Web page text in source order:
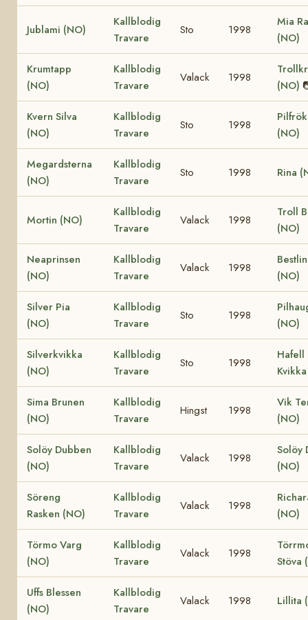
Jublami (NO)
Kallblodig
Travare
Sto 1998
Mia
(NO)
Krumtapp
(NO)
Kallblodig
Travare
Valack 1998
(NO)
Kvern Silva
(NO)
Kallblodig
Travare
Sto 1998
(NO)
Megardsterna
(NO)
Kallblodig
Travare
Sto 1998 Rina
Mortin (NO)
Kallblodig
Travare
Valack 1998
Troll
(NO)
Neaprinsen
(NO)
Kallblodig
Travare
Valack 1998
(NO)
Silver Pia
(NO)
Kallblodig
Travare
Sto 1998
(NO)
Silverkvikka
(NO)
Kallblodig
Travare
Sto 1998
Hafell
Sima Brunen
(NO)
Kallblodig
Travare
Hingst 1998
Vik
(NO)
Solöy Dubben
(NO)
Kallblodig
Travare
Valack 1998
Solöy
(NO)
Söreng
Rasken (NO)
Kallblodig
Travare
Valack 1998
(NO)
Törmo Varg
(NO)
Kallblodig
Travare
Valack 1998
Stöva
Uffs Blessen
(NO)
Kallblodig
Travare
Valack 1998 Lillita